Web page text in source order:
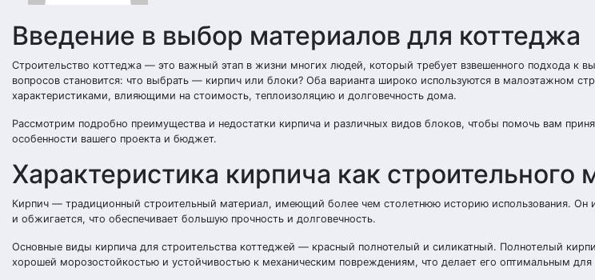
Введение в выбор материалов для коттеджа
Строительство коттеджа — это важный этап в жизни многих людей, который требует взвешенного подхода к
вопросов становится: что выбрать — кирпич или блоки? Оба варианта широко используются в малоэтажном
характеристиками, влияющими на стоимость, теплоизоляцию и долговечность дома.
Рассмотрим подробно преимущества и недостатки кирпича и различных видов блоков, чтобы помочь вам
особенности вашего проекта и бюджет.
Характеристика кирпича как строительного
Кирпич — традиционный строительный материал, имеющий более чем столетнюю историю использования. Он
и обжигается, что обеспечивает большую прочность и долговечность.
Основные виды кирпича для строительства коттеджей — красный полнотелый и силикатный. Полнотелый
хорошей морозостойкостью и устойчивостью к механическим повреждениям, что делает его оптимальным для